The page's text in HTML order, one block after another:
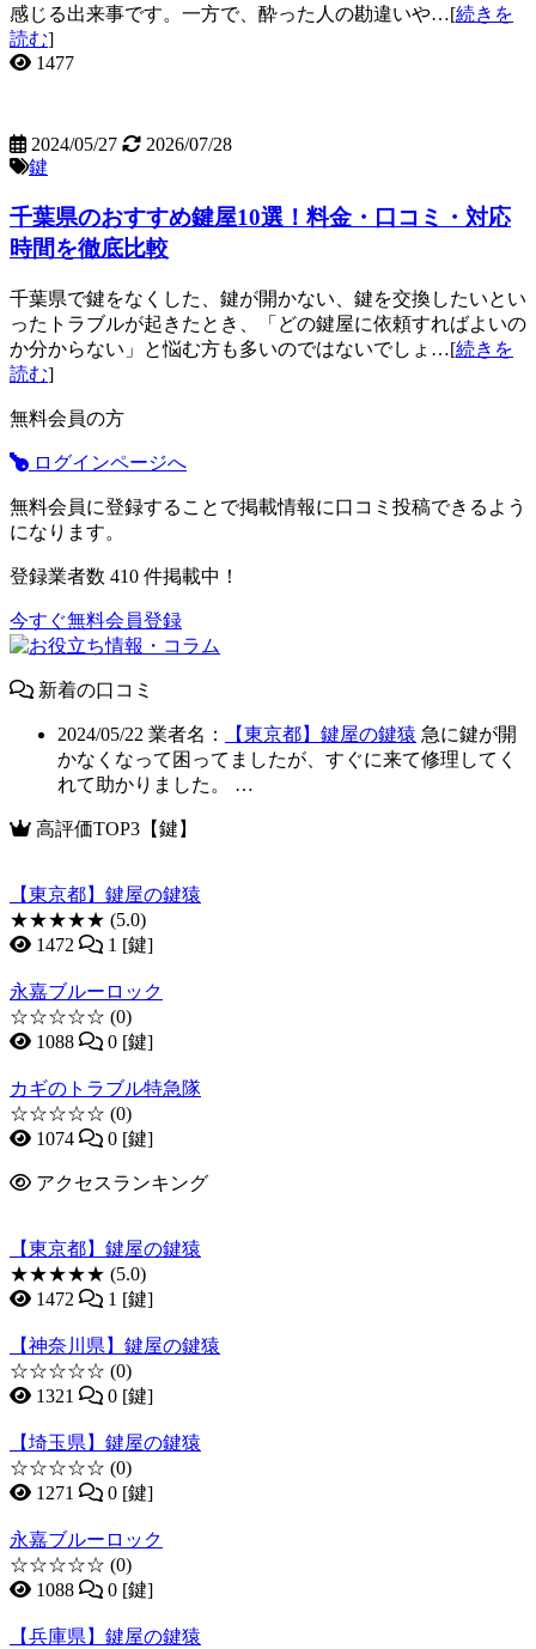
感じる出来事です。一方で、酔った人の勘違いや…[続きを
読む]
1477
2024/05/27
2026/07/28
鍵
千葉県のおすすめ鍵屋10選！料金・口コミ・対応
時間を徹底比較
千葉県で鍵をなくした、鍵が開かない、鍵を交換したいとい
ったトラブルが起きたとき、「どの鍵屋に依頼すればよいの
か分からない」と悩む方も多いのではないでしょ…[続きを
読む]
無料会員の方
ログインページへ
無料会員に登録することで掲載情報に口コミ投稿できるよう
になります。
登録業者数 410 件掲載中！
今すぐ無料会員登録
新着の口コミ
2024/05/22 業者名： 【東京都】鍵屋の鍵猿 急に鍵が開
かなくなって困ってましたが、すぐに来て修理してく
れて助かりました。 …
高評価TOP3【鍵】
【東京都】鍵屋の鍵猿
★★★★★ (5.0)
1472
1 [鍵]
永嘉ブルーロック
☆☆☆☆☆ (0)
1088
0 [鍵]
カギのトラブル特急隊
☆☆☆☆☆ (0)
1074
0 [鍵]
アクセスランキング
【東京都】鍵屋の鍵猿
★★★★★ (5.0)
1472
1 [鍵]
【神奈川県】鍵屋の鍵猿
☆☆☆☆☆ (0)
1321
0 [鍵]
【埼玉県】鍵屋の鍵猿
☆☆☆☆☆ (0)
1271
0 [鍵]
永嘉ブルーロック
☆☆☆☆☆ (0)
1088
0 [鍵]
【兵庫県】鍵屋の鍵猿